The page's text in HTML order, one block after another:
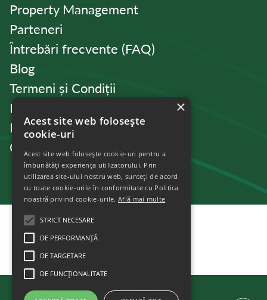
Property Management
Parteneri
Întrebări frecvente (FAQ)
Blog
Termeni și Condiții
Politica de Confidențialitate
Politica de cookies
Contact
×
Acest site web folosește
cookie-uri
Acest site web folosește cookie-uri pentru a
îmbunătăți experiența utilizatorului. Prin
utilizarea site-ului nostru web, sunteți de acord
cu toate cookie-urile în conformitate cu Politica
noastră privind cookie-urile.Află mai multe
STRICT NECESARE
DE PERFORMANȚĂ
DE TARGETARE
DE FUNCŢIONALITATE